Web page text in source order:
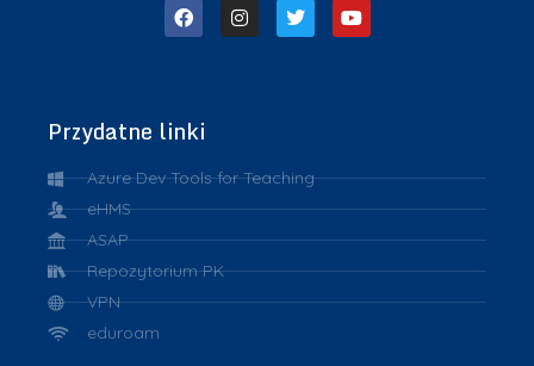
Przydatne linki
Azure Dev Tools for Teaching
eHMS
ASAP
Repozytorium PK
VPN
eduroam